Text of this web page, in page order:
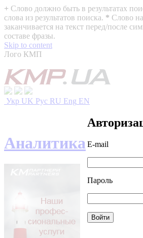
+ Слово должно быть в результатах
слова из результатов поиска. * Слово
заканчивается на текст перед/после
составе фразы.
Skip to content
Лого КМП
Укр UK Рус RU Eng EN
E-mail
Пароль
Аналитика